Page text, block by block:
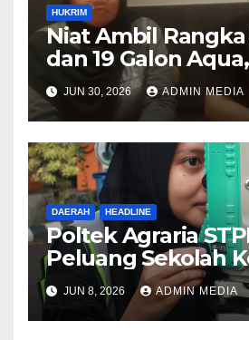
HUKRIM
Niat Ambil
dan 19 Galon
Warga Medan
Dianiaya di Kantor
JUN 30, 2026 ADMIN MEDIA
DAERAH HEADLINE
Poltek Agraria
Peluang Sekolah
Jaring Generasi
Berminat di
Agraria/
JUN 8, 2026 ADMIN MEDIA